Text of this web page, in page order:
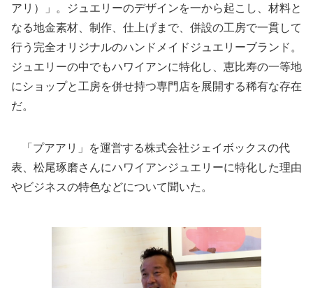
アリ）」。ジュエリーのデザインを一から起こし、材料と
なる地金素材、制作、仕上げまで、併設の工房で一貫して
行う完全オリジナルのハンドメイドジュエリーブランド。
ジュエリーの中でもハワイアンに特化し、恵比寿の一等地
にショップと工房を併せ持つ専門店を展開する稀有な存在
だ。
「プアアリ」を運営する株式会社ジェイボックスの代
表、松尾琢磨さんにハワイアンジュエリーに特化した理由
やビジネスの特色などについて聞いた。